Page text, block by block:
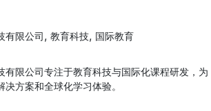
有限公司, 教育科技, 国际教育
有限公司专注于教育科技与国际化课程研发，为
方案和全球化学习体验。